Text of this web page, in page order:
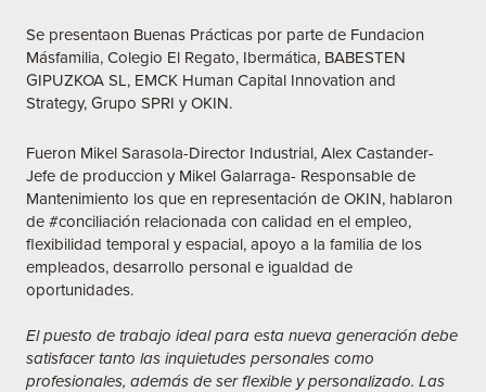
Se presentaon Buenas Prácticas por parte de Fundacion
Másfamilia, Colegio El Regato, Ibermática, BABESTEN
GIPUZKOA SL, EMCK Human Capital Innovation and
Strategy, Grupo SPRI y OKIN.
Fueron Mikel Sarasola-Director Industrial, Alex Castander-
Jefe de produccion y Mikel Galarraga- Responsable de
Mantenimiento los que en representación de OKIN, hablaron
de #conciliación relacionada con calidad en el empleo,
flexibilidad temporal y espacial, apoyo a la familia de los
empleados, desarrollo personal e igualdad de
oportunidades.
El puesto de trabajo ideal para esta nueva generación debe
satisfacer tanto las inquietudes personales como
profesionales, además de ser flexible y personalizado. Las